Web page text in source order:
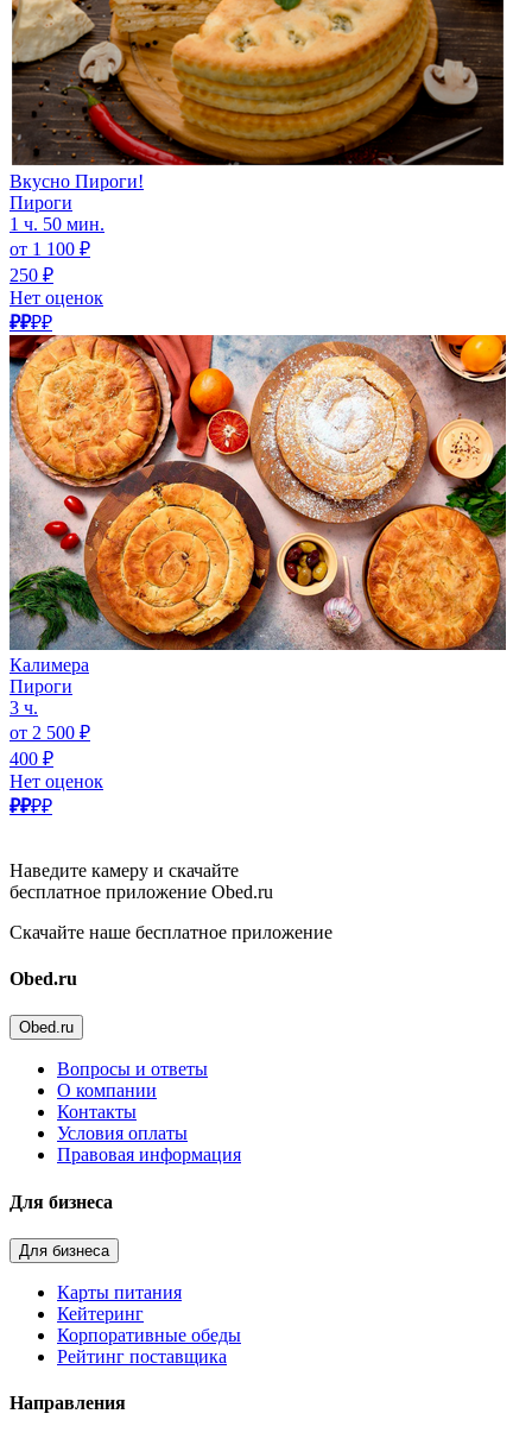
Вкусно Пироги!
Пироги
1 ч. 50 мин.
от 1 100 ₽
250 ₽
Нет оценок
₽₽₽₽
Калимера
Пироги
3 ч.
от 2 500 ₽
400 ₽
Нет оценок
₽₽₽₽
Наведите камеру и скачайте
бесплатное приложение Obed.ru
Скачайте наше бесплатное приложение
Obed.ru
Obed.ru
Вопросы и ответы
О компании
Контакты
Условия оплаты
Правовая информация
Для бизнеса
Для бизнеса
Карты питания
Кейтеринг
Корпоративные обеды
Рейтинг поставщика
Направления